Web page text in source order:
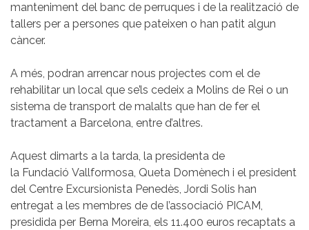
manteniment del banc de perruques i de la realització de
tallers per a persones que pateixen o han patit algun
càncer.
A més, podran arrencar nous projectes com el de
rehabilitar un local que se’ls cedeix a Molins de Rei o un
sistema de transport de malalts que han de fer el
tractament a Barcelona, entre d’altres.
Aquest dimarts a la tarda, la presidenta de
la Fundació Vallformosa, Queta Domènech i el president
del Centre Excursionista Penedès, Jordi Solis han
entregat a les membres de de l’associació PICAM,
presidida per Berna Moreira, els 11.400 euros recaptats a